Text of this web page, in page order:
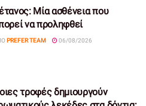
Μία ασθένεια που
να προληφθεί
PREFER TEAM 06/08/2026
τροφές δημιουργούν